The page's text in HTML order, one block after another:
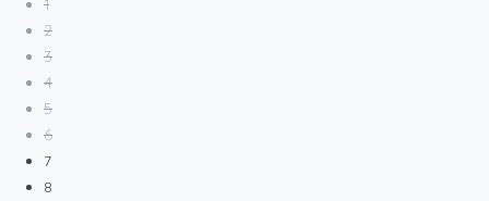
1
2
3
4
5
6
7
8